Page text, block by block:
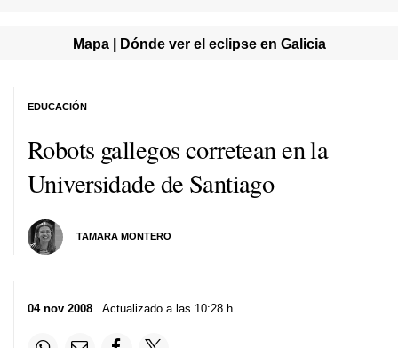
Mapa | Dónde ver el eclipse en Galicia
Robots gallegos corretean en la
Universidade de Santiago
TAMARA MONTERO
EDUCACIÓN
04 nov 2008 . Actualizado a las 10:28 h.